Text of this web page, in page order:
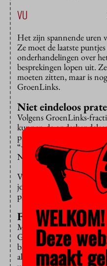
VU
Het zijn spannende uren
Ze moet de laatste
onderhandelingen over
besprekingen lopen uit.
moeten zitten, maar is
GroenLinks.
Niet eindeloos
Volgens GroenLinks-
kunnen de
praten. Het moment
“we doen het wel of we
NOS.
Van Ojik staat onder druk:
jongerenorganisatie van
plannen te staan.
Flink gelekt
Minister Bussemaker
GroenLinks en D66 over
basisbeurs. De
al flink gelekt en volgens
WELKOM!
Deze
maakt